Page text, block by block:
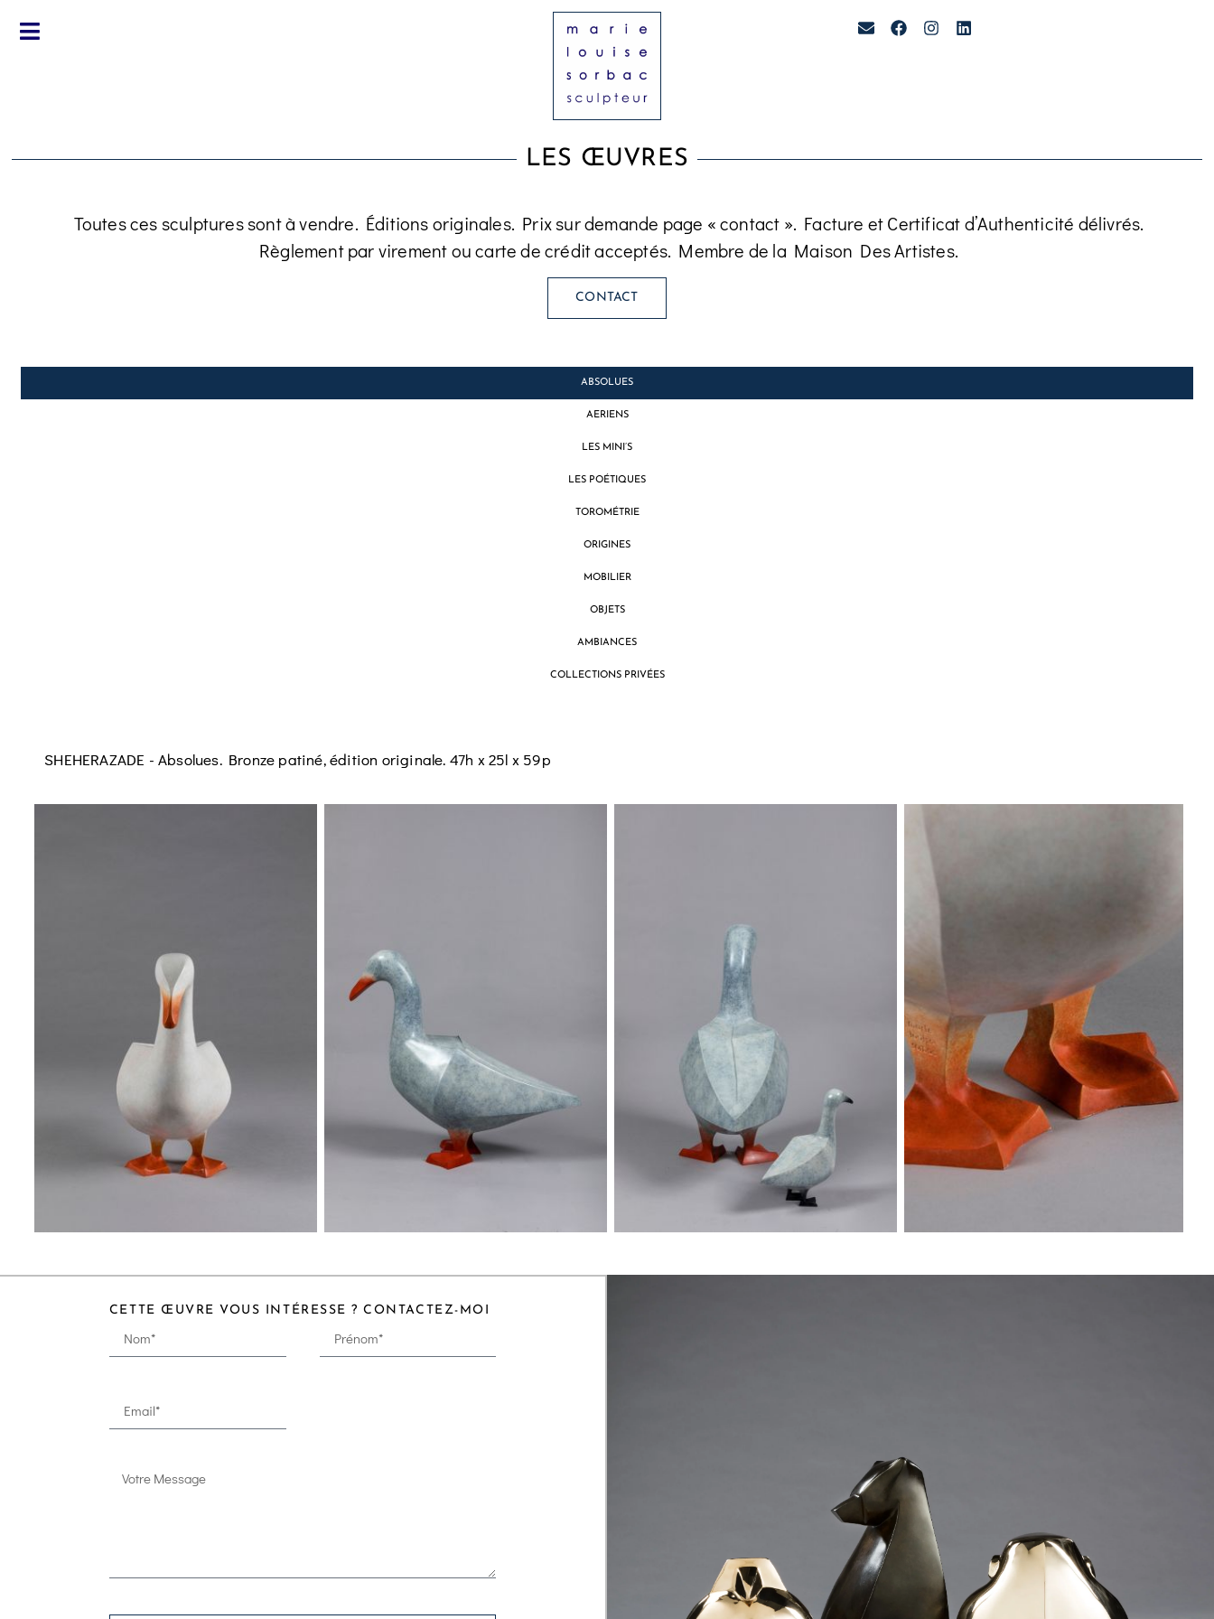
LES ŒUVRES
Toutes ces sculptures sont à vendre. Éditions originales. Prix sur demande page « contact ». Facture et Certificat d’Authenticité délivrés.
Règlement par virement ou carte de crédit acceptés. Membre de la Maison Des Artistes.
CONTACT
ABSOLUES
AERIENS
LES MINI’S
LES POÉTIQUES
TOROMÉTRIE
ORIGINES
MOBILIER
OBJETS
AMBIANCES
COLLECTIONS PRIVÉES
SHEHERAZADE - Absolues. Bronze patiné, édition originale. 47h x 25l x 59p
CETTE ŒUVRE VOUS INTÉRESSE ? CONTACTEZ-MOI